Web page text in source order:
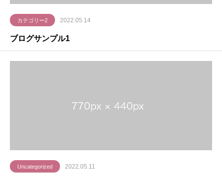
カテゴリー2 2022.05.14
ブログサンプル1
Uncategorized 2022.05.11